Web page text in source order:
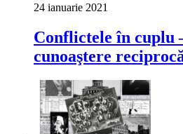
24 ianuarie 2021
Conflictele în cuplu
cunoaştere